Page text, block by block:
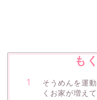
も
そうめんを運
くお家が増え